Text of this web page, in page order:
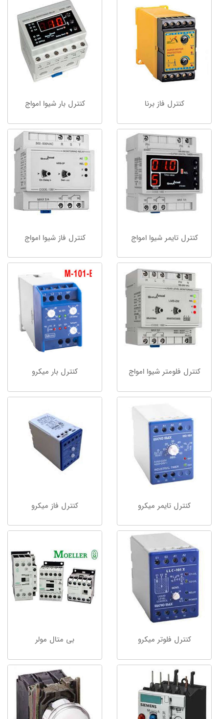
کنترل فاز برنا کنترل بار شیوا امواج
کنترل تایمر شیوا امواج کنترل فاز شیوا امواج
کنترل فلومتر شیوا امواج کنترل بار میکرو
کنترل تایمر میکرو کنترل فاز میکرو
کنترل فلوتر میکرو بی متال مولر